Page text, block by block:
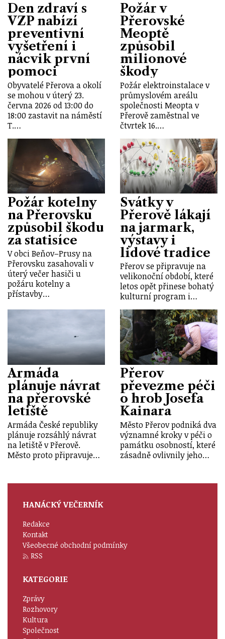
Den zdraví s
VZP nabízí
preventivní
vyšetření i
nácvik první
pomoci
Obyvatelé Přerova a okolí
se mohou v úterý 23.
června 2026 od 13:00 do
18:00 zastavit na náměstí
T.…
Požár v
Přerovské
Meoptě
způsobil
milionové
škody
Požár elektroinstalace v
průmyslovém areálu
společnosti Meopta v
Přerově zaměstnal ve
čtvrtek 16.…
Požár kotelny
na Přerovsku
způsobil škodu
za statisíce
V obci Beňov–Prusy na
Přerovsku zasahovali v
úterý večer hasiči u
požáru kotelny a
přístavby…
Svátky v
Přerově lákají
na jarmark,
výstavy i
lidové tradice
Přerov se připravuje na
velikonoční období, které
letos opět přinese bohatý
kulturní program i…
Armáda
plánuje návrat
na přerovské
letiště
Armáda České republiky
plánuje rozsáhlý návrat
na letiště v Přerově.
Město proto připravuje…
Přerov
převezme péči
o hrob Josefa
Kainara
Město Přerov podniká dva
významné kroky v péči o
památku osobností, které
zásadně ovlivnily jeho…
HANÁCKÝ VEČERNÍK
Redakce
Kontakt
Všeobecné obchodní podmínky
RSS
KATEGORIE
Zprávy
Rozhovory
Kultura
Společnost